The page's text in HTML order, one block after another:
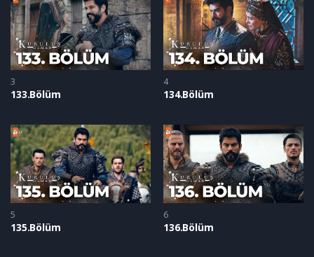
3
133.Bölüm
4
134.Bölüm
5
135.Bölüm
6
136.Bölüm